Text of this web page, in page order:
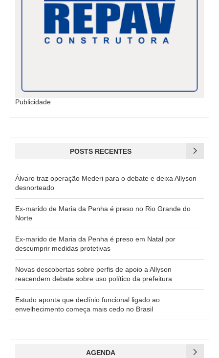
Publicidade
POSTS RECENTES
Álvaro traz operação Mederi para o debate e deixa Allyson
desnorteado
Ex-marido de Maria da Penha é preso no Rio Grande do
Norte
Ex-marido de Maria da Penha é preso em Natal por
descumprir medidas protetivas
Novas descobertas sobre perfis de apoio a Allyson
reacendem debate sobre uso político da prefeitura
Estudo aponta que declínio funcional ligado ao
envelhecimento começa mais cedo no Brasil
AGENDA